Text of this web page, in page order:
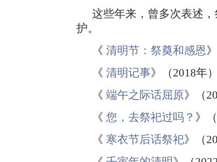
这些年来，曾多次表述
护。
《 清明节：祭奠和感恩
《 清明记事》（2018年
《 端午之际话屈原》（
《 您，去祭祀过吗？ 》
《 寒衣节后话祭祀》（